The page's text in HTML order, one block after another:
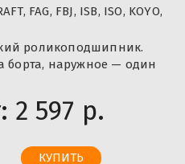
FAG, FBJ, ISB, ISO, KOYO,
роликоподшипник.
борта, наружное — один
2 597 р.